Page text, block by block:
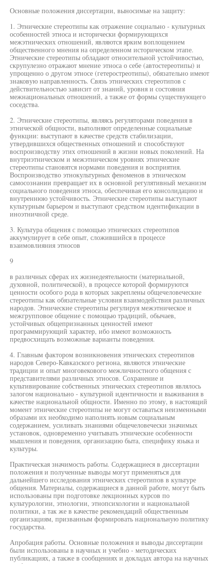
Основные положения диссертации, выносимые на защиту:
1. Этнические стереотипы как отражение социально - культурных
особенностей этноса и исторически формирующихся
межэтнических отношений, являются ярким воплощением
общественного мнения на определенном историческом этапе.
Этнические стереотипы обладают относительной устойчивостью,
скрупулезно отражают мнение этноса о себе (автостереотипы) и
упрощенно о другом этносе (гетеростреотипы), обязательно имеют
знаковую направленность. Связь этнических стереотипов с
действительностью зависит от знаний, уровня и состояния
межнациональных отношений, а также от формы существующего
соседства.
2. Этнические стереотипы, являясь регуляторами поведения в
этнической общности, выполняют определенные социальные
функции: выступают в качестве средств стабилизации,
утвердившихся общественных отношений и способствуют
воспроизводству этих отношений в жизни новых поколений. На
внутриэтническом и межэтническом уровнях этнические
стереотипы становятся нормами поведения и восприятия.
Воспроизводство этнокультурных феноменов в этническом
самосознании превращает их в основной регулятивный механизм
социального поведения этноса, обеспечивая его консолидацию и
внутреннюю устойчивость. Этнические стереотипы выступают
культурным барьером и выступают средством идентификации в
иноэтничной среде.
3. Культура общения с помощью этнических стереотипов
аккумулирует в себе опыт, сложившийся в процессе
взаимовлияния этносов
9
в различных сферах их жизнедеятельности (материальной,
духовной, политической), в процессе которой формируются
ценности особого рода в которых закреплены общечеловеческие
стереотипы как обязательные условия взаимодействия различных
народов. Этнические стереотипы регулируя межэтническое и
межгрупповое общение с помощью традиций, обычаев,
устойчивых общепризнанных ценностей имеют
программирующий характер, ибо имеют возможность
предвосхищать возможные варианты поведения.
4. Главным фактором возникновения этнических стереотипов
народов Северо-Кавказского региона, являются этнические
традиции и опыт многовекового межличностного общения с
представителями различных этносов. Сохранение и
культивирование собственных этнических стереотипов являлось
залогом национально - культурной идентичности и выживания в
качестве национальной общности. Именно по этому, в настоящий
момент этнические стереотипы не могут оставаться неизменными
образами их необходимо наполнять новым социальным
содержанием, усиливать знаниями общечеловечески значимых
установок, одновременно учитывать этнические особенности
мышления и поведения, организацию быта, специфику языка и
культуры.
Практическая значимость работы. Содержащиеся в диссертации
положения и полученные выводы могут применяться для
дальнейшего исследования этнических стереотипов в культуре
общения. Материалы, содержащиеся в данной работе, могут быть
использованы при подготовке лекционных курсов по
культурологии, этнологии, этнопсихологии и национальной
политики, а так же в качестве рекомендаций общественным
организациям, призванным формировать национальную политику
государства.
Апробация работы. Основные положения и выводы диссертации
были использованы в научных и учебно - методических
публикациях, а также в сообщениях и докладах автора на научных